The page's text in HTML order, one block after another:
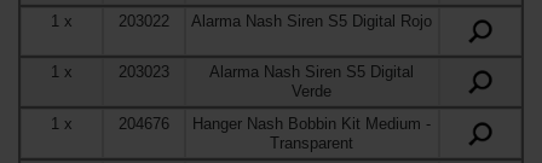
1 x 203022 Alarma Nash Siren S5 Digital Rojo
1x 203023
Alarma Nash Siren S5 Digital
Verde
1 x 204676 Hanger Nash Bobbin Kit Medium -
Transparent